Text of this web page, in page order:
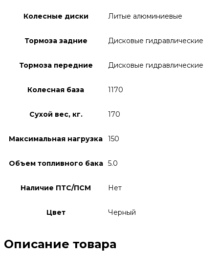
Колесные диски Литые алюминиевые
Тормоза задние Дисковые гидравлические
Тормоза передние Дисковые гидравлические
Колесная база 1170
Сухой вес, кг. 170
Максимальная нагрузка 150
Объем топливного бака 5.0
Наличие ПТС/ПСМ Нет
Цвет Черный
Описание товара